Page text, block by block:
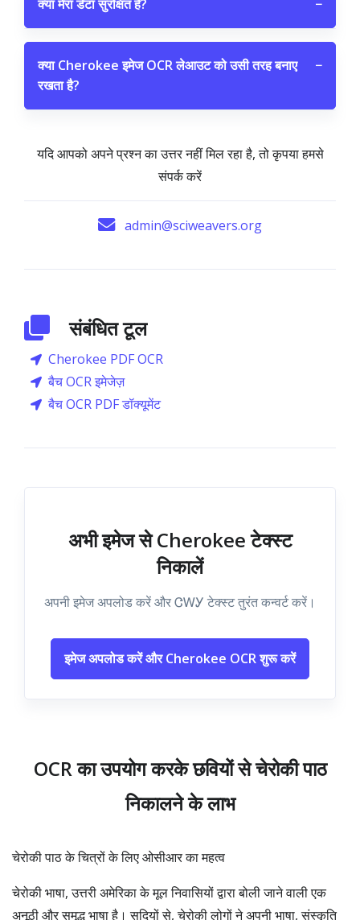
क्या मेरा डेटा सुरक्षित है? −
क्या Cherokee इमेज OCR लेआउट को उसी तरह बनाए
रखता है?
−
यदि आपको अपने प्रश्न का उत्तर नहीं मिल रहा है, तो कृपया हमसे
संपर्क करें
admin@sciweavers.org
संबंधित टूल
Cherokee PDF OCR
बैच OCR इमेजेज़
बैच OCR PDF डॉक्यूमेंट
अभी इमेज से Cherokee टेक्स्ट
निकालें
अपनी इमेज अपलोड करें और ᏣᎳᎩ टेक्स्ट तुरंत कन्वर्ट करें।
इमेज अपलोड करें और Cherokee OCR शुरू करें
OCR का उपयोग करके छवियों से चेरोकी पाठ
निकालने के लाभ
चेरोकी पाठ के चित्रों के लिए ओसीआर का महत्व
चेरोकी भाषा, उत्तरी अमेरिका के मूल निवासियों द्वारा बोली जाने वाली एक
अनूठी और समृद्ध भाषा है। सदियों से, चेरोकी लोगों ने अपनी भाषा, संस्कृति